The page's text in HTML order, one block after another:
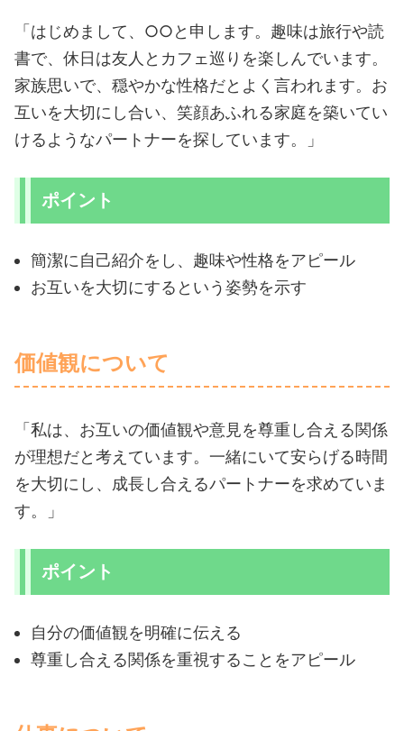
「はじめまして、○○と申します。趣味は旅行や読
書で、休日は友人とカフェ巡りを楽しんでいます。
家族思いで、穏やかな性格だとよく言われます。お
互いを大切にし合い、笑顔あふれる家庭を築いてい
けるようなパートナーを探しています。」
ポイント
簡潔に自己紹介をし、趣味や性格をアピール
お互いを大切にするという姿勢を示す
価値観について
「私は、お互いの価値観や意見を尊重し合える関係
が理想だと考えています。一緒にいて安らげる時間
を大切にし、成長し合えるパートナーを求めていま
す。」
ポイント
自分の価値観を明確に伝える
尊重し合える関係を重視することをアピール